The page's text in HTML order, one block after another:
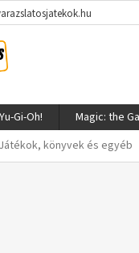
Yu-Gi-Oh! Magic: the
Játékok, könyvek és egyéb